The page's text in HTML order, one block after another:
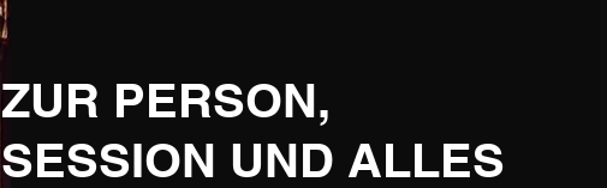
ZUR PERSON,
SESSION UND ALLES